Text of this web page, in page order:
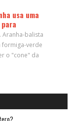
usa uma
Aranha-balista
verde
o "cone" da